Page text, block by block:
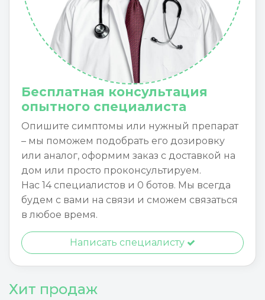
Бесплатная консультация
опытного специалиста
Опишите симптомы или нужный препарат
– мы поможем подобрать его дозировку
или аналог, оформим заказ с доставкой на
дом или просто проконсультируем.
Нас 14 специалистов и 0 ботов. Мы всегда
будем с вами на связи и сможем связаться
в любое время.
Написать специалисту
Хит продаж